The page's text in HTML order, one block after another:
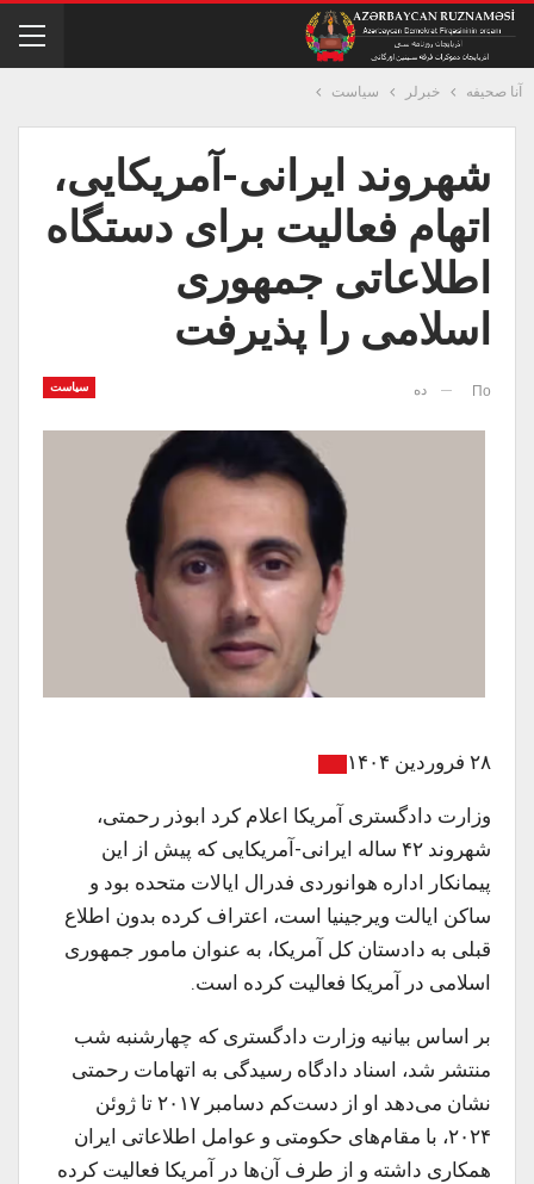
آنا صحیفه خبرلر سیاست
شهروند ایرانی-آمریکایی،
اتهام فعالیت برای دستگاه‌
اطلاعاتی جمهوری
اسلامی را پذیرفت
سیاست По ده
۲۸ فروردین ۱۴۰۴
وزارت دادگستری آمریکا اعلام کرد ابوذر رحمتی،
شهروند ۴۲ ساله ایرانی-آمریکایی که پیش از این
پیمانکار اداره هوانوردی فدرال ایالات متحده بود و
ساکن ایالت ویرجینیا است، اعتراف کرده بدون اطلاع
قبلی به دادستان کل آمریکا، به‌ عنوان مامور جمهوری
اسلامی در آمریکا فعالیت کرده است.
بر اساس بیانیه وزارت دادگستری که چهارشنبه شب
منتشر شد، اسناد دادگاه رسیدگی به اتهامات رحمتی
نشان می‌دهد او از دست‌کم دسامبر ۲۰۱۷ تا ژوئن
۲۰۲۴، با مقام‌های حکومتی و عوامل اطلاعاتی ایران
همکاری داشته و از طرف آن‌ها در آمریکا فعالیت کرده